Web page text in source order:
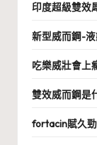
印度超級雙效
新型威而鋼-
吃樂威壯會上
雙效威而鋼是
fortacin賦久